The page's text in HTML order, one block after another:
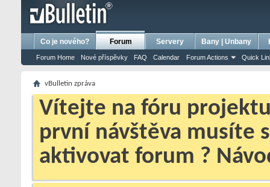
Co je nového? Forum
Forum Home Nové příspěvky FAQ Calendar Forum Actions Quick
Servery Bany | Unbany
vBulletin zpráva
Vítejte na fóru projektu
první návštěva musíte
aktivovat forum ?